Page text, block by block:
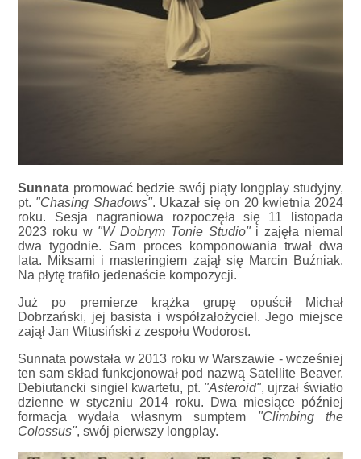
Sunnata promować będzie swój piąty longplay studyjny,
pt. "Chasing Shadows". Ukazał się on 20 kwietnia 2024
roku. Sesja nagraniowa rozpoczęła się 11 listopada
2023 roku w"W Dobrym Tonie Studio" i zajęła niemal
dwa tygodnie. Sam proces komponowania trwał dwa
lata. Miksami i masteringiem zajął się Marcin Buźniak.
Na płytę trafiło jedenaście kompozycji.
Już po premierze krążka grupę opuścił Michał
Dobrzański, jej basista i współzałożyciel. Jego miejsce
zajął Jan Witusiński z zespołu Wodorost.
Sunnata powstała w 2013 roku w Warszawie - wcześniej
ten sam skład funkcjonował pod nazwą Satellite Beaver.
Debiutancki singiel kwartetu, pt. "Asteroid", ujrzał światło
dzienne w styczniu 2014 roku. Dwa miesiące później
formacja wydała własnym sumptem "Climbing the
Colossus", swój pierwszy longplay.